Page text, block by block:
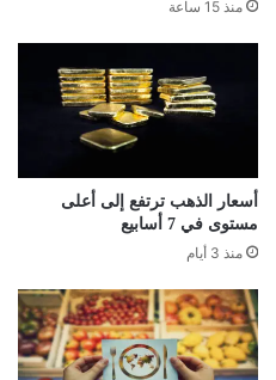
منذ 15 ساعة
أسعار الذهب ترتفع إلى أعلى
مستوى في 7 أسابيع
منذ 3 أيام